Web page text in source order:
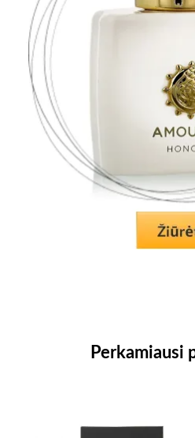
Perkamiausi